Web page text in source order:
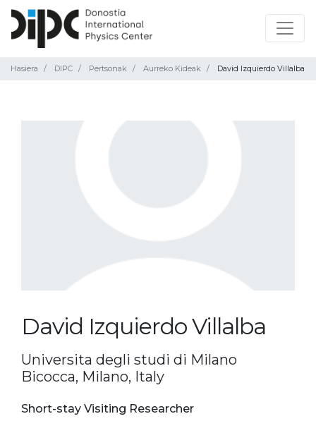
Hasiera DIPC Pertsonak Aurreko Kideak David Izquierdo Villalba
David Izquierdo Villalba
Universita degli studi di Milano
Bicocca, Milano, Italy
Short-stay Visiting Researcher